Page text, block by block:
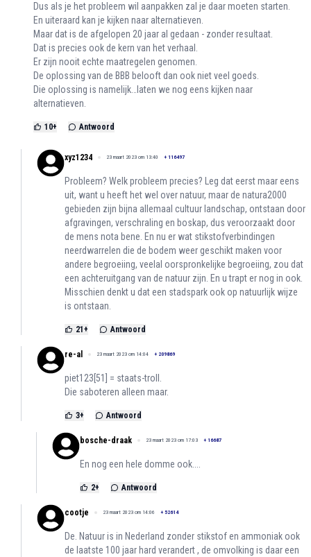
Dus als je het probleem wil aanpakken zal je daar moeten starten.
En uiteraard kan je kijken naar alternatieven.
Maar dat is de afgelopen 20 jaar al gedaan - zonder resultaat.
Dat is precies ook de kern van het verhaal.
Er zijn nooit echte maatregelen genomen.
De oplossing van de BBB belooft dan ook niet veel goeds.
Die oplossing is namelijk…laten we nog eens kijken naar
alternatieven.
10+ Antwoord
xyz1234 23 maart 2023 om 13:40 + 116497
Probleem? Welk probleem precies? Leg dat eerst maar eens
uit, want u heeft het wel over natuur, maar de natura2000
gebieden zijn bijna allemaal cultuur landschap, ontstaan door
afgravingen, verschraling en boskap, dus veroorzaakt door
de mens nota bene. En nu er wat stikstofverbindingen
neerdwarrelen die de bodem weer geschikt maken voor
andere begroeiing, veelal oorspronkelijke begroeiing, zou dat
een achteruitgang van de natuur zijn. En u trapt er nog in ook.
Misschien denkt u dat een stadspark ook op natuurlijk wijze
is ontstaan.
21 + Antwoord
re-al 23 maart 2023 om 14:04 + 209869
piet123[51] = staats-troll.
Die saboteren alleen maar.
3+ Antwoord
bosche-draak 23 maart 2023 om 17:03 + 16687
En nog een hele domme ook....
2+ Antwoord
cootje 23 maart 2023 om 14:06 + 52614
De. Natuur is in Nederland zonder stikstof en ammoniak ook
de laatste 100 jaar hard verandert , de omvolking is daar een